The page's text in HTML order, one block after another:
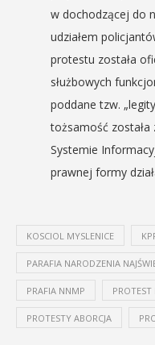
w dochodzącej do
udziałem
protestu została
służbowych
poddane tzw.
tożsamość
Systemie
prawnej formy
KOSCIOL MYSLENICE
PARAFIA NARODZENIA
PRAFIA NNMP PROTEST
PROTESTY ABORCJA